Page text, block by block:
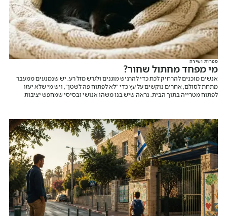
ספרות ושירה
מי מפחד מחתול שחור?
אנשים מוכנים להרחיק לכת כדי להרגיש מוגנים ולגרש מזל רע. יש שנמנעים ממעבר
מתחת לסולם, אחרים נוקשים על עץ כדי "לא לפתוח פה לשטן", ויש מי שלא יעזו
לפתוח מטרייה בתוך הבית. נראה שיש בנו משהו אנושי ובסיסי שמחפש יציבות